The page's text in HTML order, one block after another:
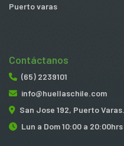
Puerto varas
Contáctanos
(65) 2239101
info@huellaschile.com
San Jose 192, Puerto Varas.
Lun a Dom 10:00 a 20:00hrs